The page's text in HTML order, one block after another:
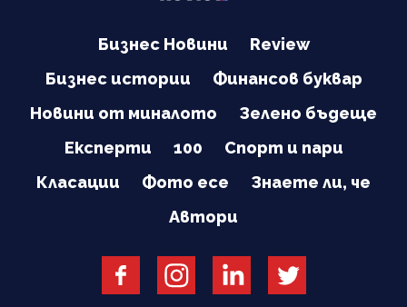
Бизнес Новини
Review
Бизнес истории
Финансов буквар
Новини от миналото
Зелено бъдеще
Експерти
100
Спорт и пари
Класации
Фото есе
Знаете ли, че
Автори